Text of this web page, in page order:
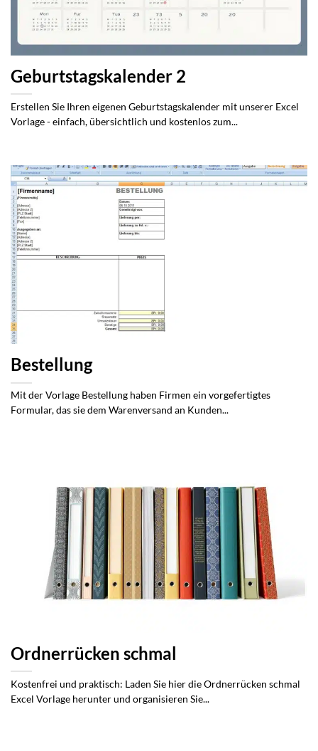
Geburtstagskalender 2
Erstellen Sie Ihren eigenen Geburtstagskalender mit unserer Excel
Vorlage - einfach, übersichtlich und kostenlos zum...
Bestellung
Mit der Vorlage Bestellung haben Firmen ein vorgefertigtes
Formular, das sie dem Warenversand an Kunden...
Ordnerrücken schmal
Kostenfrei und praktisch: Laden Sie hier die Ordnerrücken schmal
Excel Vorlage herunter und organisieren Sie...